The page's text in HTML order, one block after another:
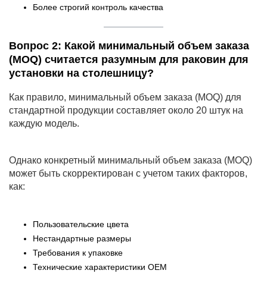
Более строгий контроль качества
Вопрос 2: Какой минимальный объем заказа
(MOQ) считается разумным для раковин для
установки на столешницу?
Как правило, минимальный объем заказа (MOQ) для
стандартной продукции составляет около 20 штук на
каждую модель.
Однако конкретный минимальный объем заказа (MOQ)
может быть скорректирован с учетом таких факторов,
как:
Пользовательские цвета
Нестандартные размеры
Требования к упаковке
Технические характеристики OEM